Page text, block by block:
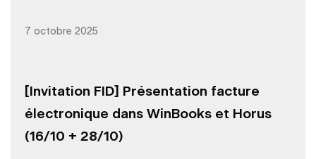
[Invitation FID] Présentation facture
électronique dans WinBooks et Horus
(16/10 + 28/10)
7 octobre 2025